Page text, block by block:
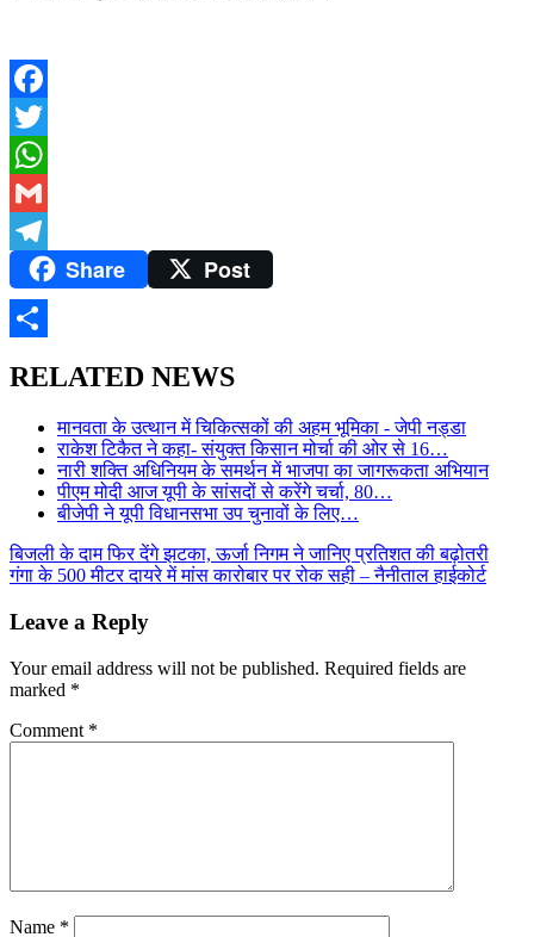
Facebook
Twitter
WhatsApp
Gmail
TelegramShare Post
RELATED NEWS
मानवता के उत्थान में चिकित्सकों की अहम भूमिका - जेपी नड्डा
राकेश टिकैत ने कहा- संयुक्त किसान मोर्चा की ओर से 16…
नारी शक्ति अधिनियम के समर्थन में भाजपा का जागरूकता अभियान
पीएम मोदी आज यूपी के सांसदों से करेंगे चर्चा, 80…
बीजेपी ने यूपी विधानसभा उप चुनावों के लिए…
Post
navigation
बिजली के दाम फिर देंगे झटका, ऊर्जा निगम ने जानिए प्रतिशत की बढ़ोतरी
गंगा के 500 मीटर दायरे में मांस कारोबार पर रोक सही – नैनीताल हाईकोर्ट
Leave a Reply
Your email address will not be published. Required fields are
marked *
Comment *
Name *